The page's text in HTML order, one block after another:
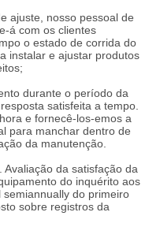
ajuste, nosso pessoal de
á com os clientes
o estado de corrida do
instalar e ajustar produtos
durante o período da
satisfeita a tempo.
e fornecê-los-emos a
para manchar dentro de
da manutenção.
da satisfação da
do inquérito aos
do primeiro
sobre registros da